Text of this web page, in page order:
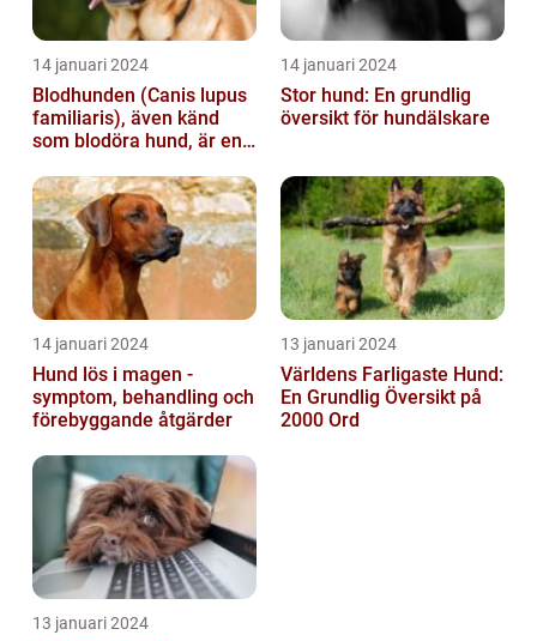
14 januari 2024
Blodhunden (Canis lupus
familiaris), även känd
som blodöra hund, är en
kara...
14 januari 2024
Stor hund: En grundlig
översikt för hundälskare
14 januari 2024
Hund lös i magen -
symptom, behandling och
förebyggande åtgärder
13 januari 2024
Världens Farligaste Hund:
En Grundlig Översikt på
2000 Ord
13 januari 2024